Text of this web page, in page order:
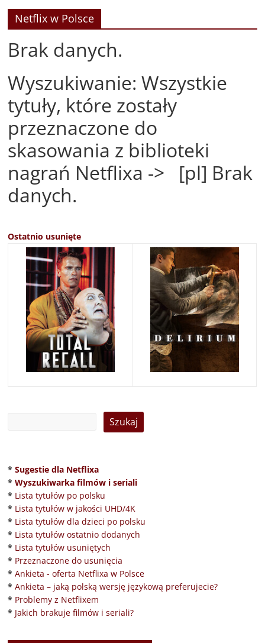
Netflix w Polsce
Brak danych.
Wyszukiwanie: Wszystkie
tytuły, które zostały
przeznaczone do
skasowania z biblioteki
nagrań Netflixa -> [pl] Brak
danych.
Ostatnio usunięte
* Sugestie dla Netflixa
* Wyszukiwarka filmów i seriali
* Lista tytułów po polsku
* Lista tytułów w jakości UHD/4K
* Lista tytułów dla dzieci po polsku
* Lista tytułów ostatnio dodanych
* Lista tytułów usuniętych
* Przeznaczone do usunięcia
* Ankieta - oferta Netflixa w Polsce
* Ankieta – jaką polską wersję językową preferujecie?
* Problemy z Netflixem
* Jakich brakuje filmów i seriali?